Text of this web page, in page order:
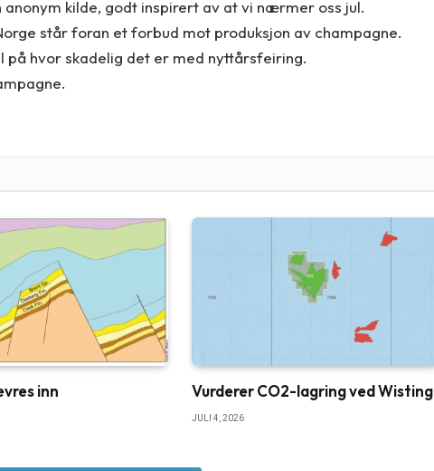
kilde, godt inspirert av at vi nærmer oss jul.
står foran et forbud mot produksjon av champagne.
på hvor skadelig det er med nyttårsfeiring.
inn Vurderer CO2-lagring ved Wisting
JULI 4, 2026